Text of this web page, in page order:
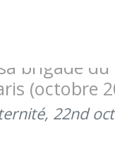
Martin
stagiaire
brigade du
(octobre
22nd